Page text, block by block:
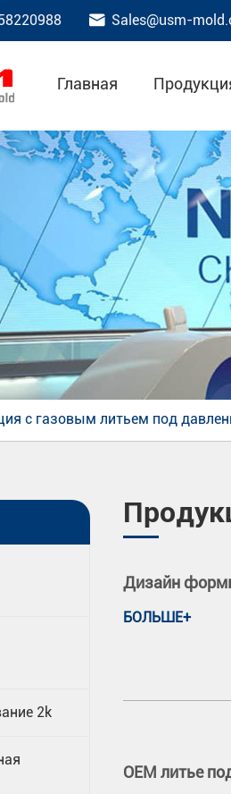
 Sales@usm-
Главная
с газовым литьем под
2k
Дизайн
БОЛЬШЕ+
OEM литье